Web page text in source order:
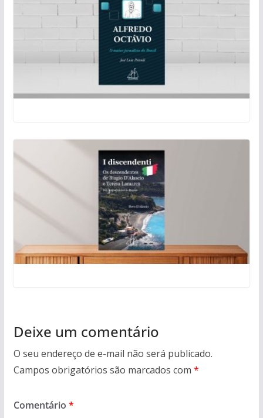
Deixe um comentário
O seu endereço de e-mail não será publicado.
Campos obrigatórios são marcados com *
Comentário *